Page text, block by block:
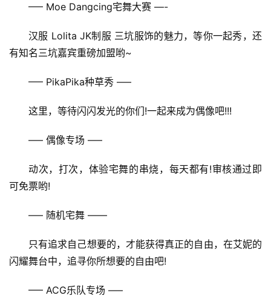
—– Moe Dangcing宅舞大赛 —-
汉服 Lolita JK制服 三坑服饰的魅力，等你一起秀，还
有知名三坑嘉宾重磅加盟哟~
—– PikaPika种草秀 —–
这里，等待闪闪发光的你们!一起来成为偶像吧!!!
—– 偶像专场 —–
动次，打次，体验宅舞的串烧，每天都有!审核通过即
可免票哟!
—– 随机宅舞 ——
只有追求自己想要的，才能获得真正的自由，在艾妮的
闪耀舞台中，追寻你所想要的自由吧!
—– ACG乐队专场 —–